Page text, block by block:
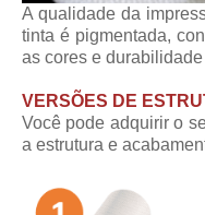
A qualidade da
tinta é pigmentada,
as cores e
VERSÕES DE
Você pode adquirir o
a estrutura e